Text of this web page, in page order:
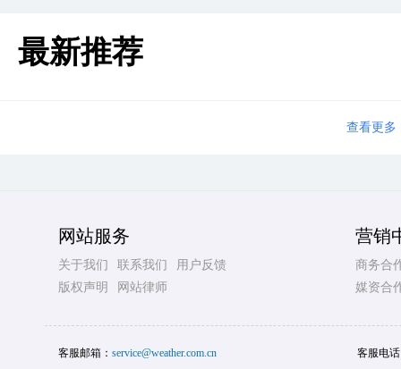
最新推荐
查看更多
网站服务
关于我们 联系我们
用户反馈
版权声明
网站律师
营销
商务合
媒资合
客服邮箱： service@weather.com.cn 客服电